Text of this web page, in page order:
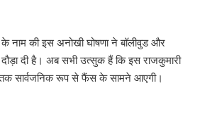
के नाम की इस अनोखी घोषणा ने बॉलीवुड और
दी है। अब सभी उत्सुक हैं कि इस राजकुमारी
सार्वजनिक रूप से फैंस के सामने आएगी।